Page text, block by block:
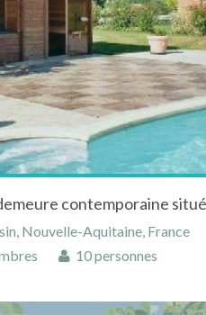
Nouvelle-Aquitaine, France
10 personnes